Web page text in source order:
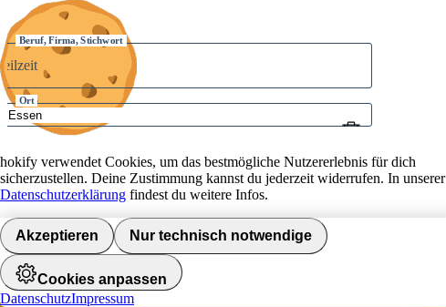
Anmelden
Beruf, Firma, Stichwort
Ort
Jobs finden
Branche
hokify verwendet Cookies, um das bestmögliche Nutzererlebnis für dich
sicherzustellen. Deine Zustimmung kannst du jederzeit widerrufen. In unserer
Datenschutzerklärung findest du weitere Infos.
Akzeptieren Nur technisch notwendige
Cookies anpassen
DatenschutzImpressum